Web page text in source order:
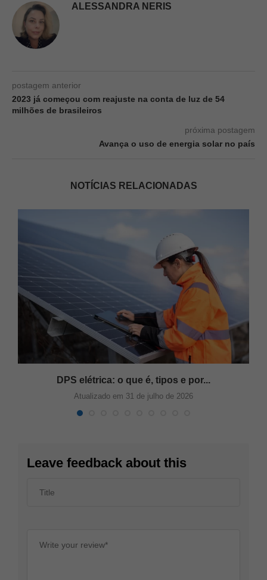
ALESSANDRA NERIS
postagem anterior
2023 já começou com reajuste na conta de luz de 54
milhões de brasileiros
próxima postagem
Avança o uso de energia solar no país
NOTÍCIAS RELACIONADAS
DPS elétrica: o que é, tipos e por...
Atualizado em 31 de julho de 2026
Leave feedback about this